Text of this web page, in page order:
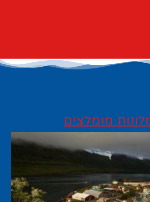
מומלצים